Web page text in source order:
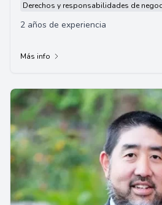
Derechos y responsabilidades de
2 años de experiencia
Más info